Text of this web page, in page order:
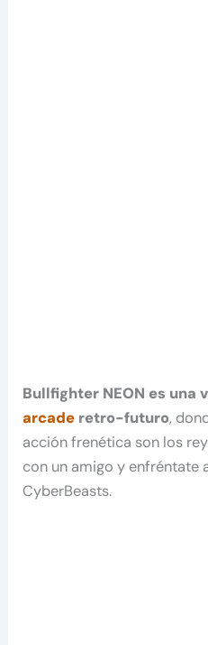
Bullfighter NEON es una
arcade retro-futuro,
acción frenética son los
con un amigo y enfréntate
CyberBeasts.